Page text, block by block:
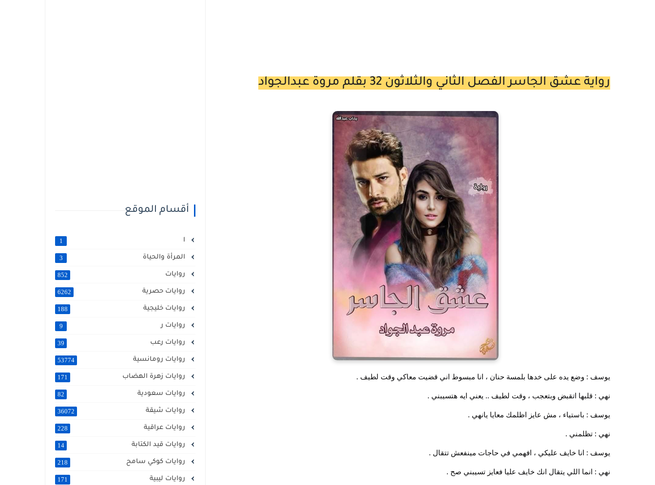
رواية عشق الجاسر الفصل الثاني والثلاثون 32 بقلم مروة عبدالجواد
يوسف : وضع يده على خدها بلمسة حنان ، انا مبسوط اني قضيت معاكي وقت لطيف .
نهي : قلبها اتقبض وبتعجب ، وقت لطيف .. يعني ايه هتسيبني .
يوسف : باستياء ، مش عايز اظلمك معايا يانهي .
نهي : تظلمني .
يوسف : انا خايف عليكي ، افهمي في حاجات مينفعش تتقال .
نهي : انما اللي يتقال انك خايف عليا فعايز تسيبني صح .
أقسام الموقع
ا 1
المرأة والحياة 3
روايات 852
روايات حصرية 6262
روايات خليجية 188
روايات ر 9
روايات رعب 39
روايات رومانسية 53774
روايات زهرة الهضاب 171
روايات سعودية 82
روايات شيقة 36072
روايات عراقية 228
روايات قيد الكتابة 14
روايات كوكي سامح 218
روايات ليبية 171